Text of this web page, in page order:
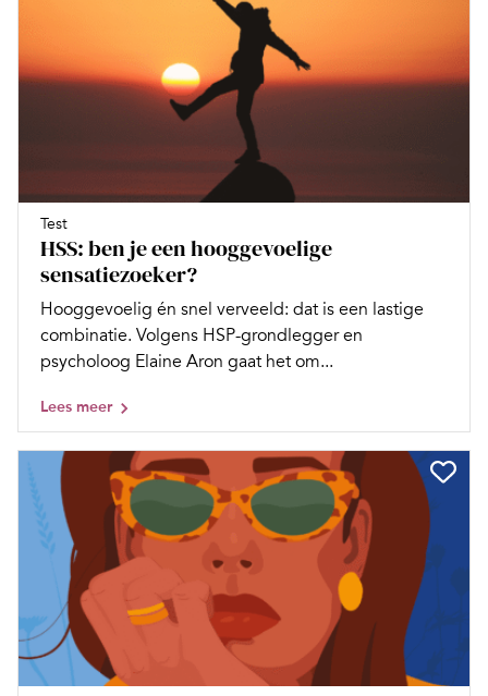
Test
HSS: ben je een hooggevoelige
sensatiezoeker?
Hooggevoelig én snel verveeld: dat is een lastige
combinatie. Volgens HSP-grondlegger en
psycholoog Elaine Aron gaat het om...
Lees meer